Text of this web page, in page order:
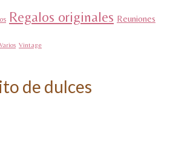
Regalos originales Reuniones
Varios Vintage
de dulces